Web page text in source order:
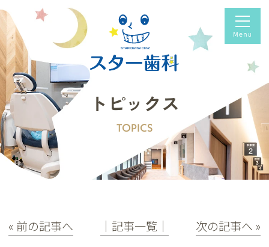
トピックス
TOPICS
« 前の記事へ │記事一覧│ 次の記事へ »